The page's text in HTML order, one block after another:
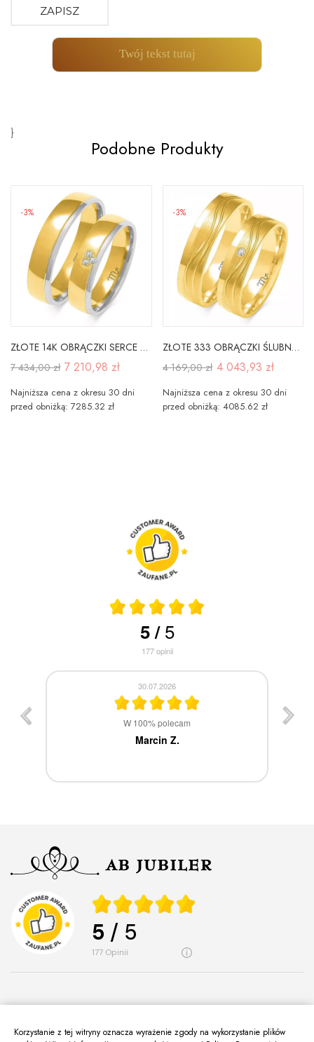
ZAPISZ
Twój tekst tutaj
}
Podobne Produkty
-3%
ZŁOTE 14K OBRĄCZKI SERCE CYRKONIE BRYLANTY
7 434,00 zł 7 210,98 zł
Najniższa cena z okresu 30 dni
przed obniżką: 7285.32 zł
-3%
ZŁOTE 333 OBRĄCZKI ŚLUBNE 5mm CYRKONIAGRAWER A-223
4 169,00 zł 4 043,93 zł
Najniższa cena z okresu 30 dni
przed obniżką: 4085.62 zł
5/5
177opinii
30.07.2026
W 100% polecam
Marcin Z.
5 / 5
177 opinii
Korzystanie z tej witryny oznacza wyrażenie zgody na wykorzystanie plików